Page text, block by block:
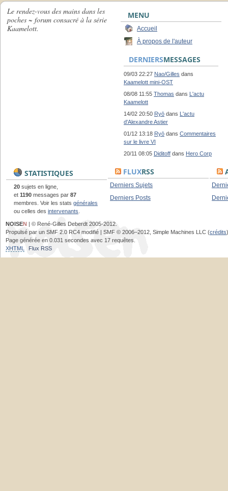
Le rendez-vous des mains dans les
poches ~ forum consacré à la série
Kaamelott.
MENU
Accueil
À propos de l'auteur
DERNIERSMESSAGES
09/03 22:27 Nao/Gilles dans
Kaamelott mini-OST
08/08 11:55 Thomas dans L'actu
Kaamelott
14/02 20:50 Ryō dans L'actu
d'Alexandre Astier
01/12 13:18 Ryō dans Commentaires
sur le livre VI
20/11 08:05 Diditoff dans Hero Corp
STATISTIQUES
20 sujets en ligne,
et 1190 messages par 87
membres. Voir les stats générales
ou celles des intervenants
FLUXRSS
Derniers Sujets
Derniers Posts
NOISEN | © René-Gilles Deberdt 2005-2012.
Propulsé par un SMF 2.0 RC4 modifié | SMF © 2006–2012, Simple Machines LLC (crédits)
Page générée en 0.031 secondes avec 17 requêtes.
XHTML
Flux RSS